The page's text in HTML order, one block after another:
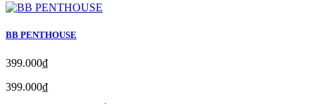
BB PENTHOUSE
399.000₫
399.000₫